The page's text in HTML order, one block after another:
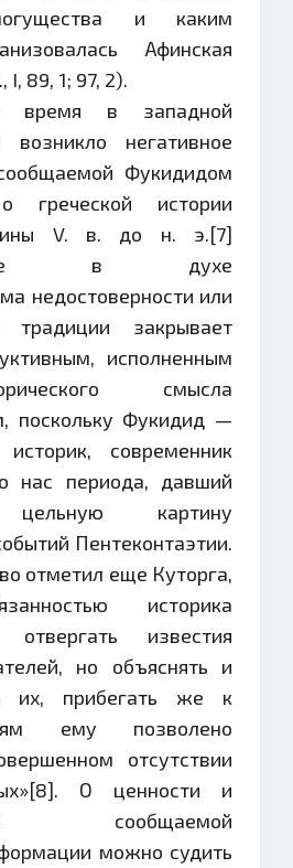
и каким
Афинская
89, 1; 97, 2).
время в западной
возникло негативное
Фукидидом
греческой истории
V. в. до н. э.[7]
в духе
недостоверности или
традиции закрывает
исполненным
смысла
поскольку Фукидид —
историк, современник
нас периода, давший
цельную картину
Пентеконтаэтии.
отметил еще Куторга,
историка
известия
но объяснять и
их, прибегать же к
ему позволено
отсутствии
О ценности и
сообщаемой
можно судить